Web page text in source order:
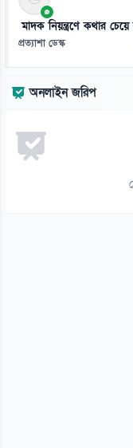
১২
ভিনিসিয়ুসকে ‘হুমকি’
০৬ আগস্ট
১৩
১৪
ইয়েমেনে সামরিক
মাদক নিয়ন্ত্রণে কথার
প্রত্যাশা ডেস্ক
অনলাইন জরিপ